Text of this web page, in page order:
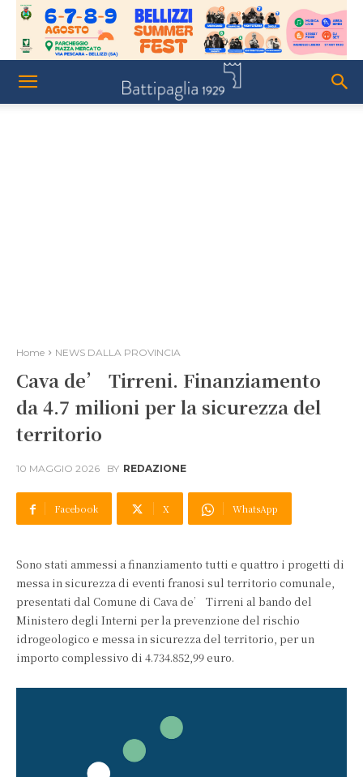
Home NEWS DALLA PROVINCIA
Cava de’ Tirreni. Finanziamento
da 4.7 milioni per la sicurezza del
territorio
10 MAGGIO 2026 BY REDAZIONE
Facebook X WhatsApp
Sono stati ammessi a finanziamento tutti e quattro i progetti di
messa in sicurezza di eventi franosi sul territorio comunale,
presentati dal Comune di Cava de’ Tirreni al bando del
Ministero degli Interni per la prevenzione del rischio
idrogeologico e messa in sicurezza del territorio, per un
importo complessivo di 4.734.852,99 euro.